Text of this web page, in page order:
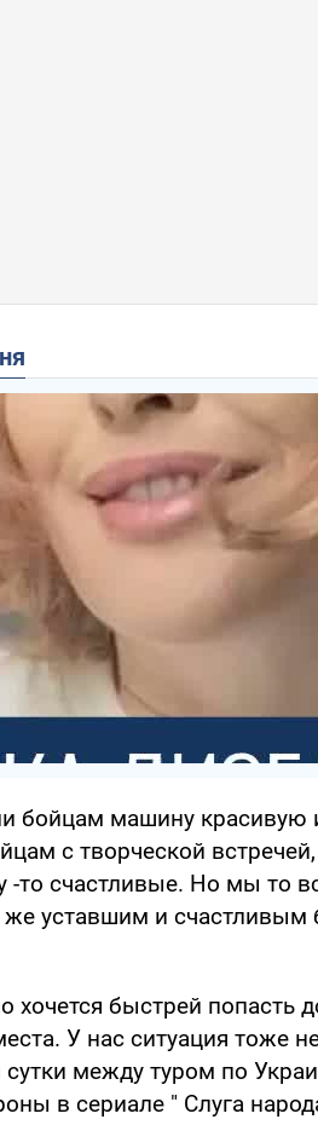
бойцам машину
с творческой
-то счастливые. Но мы то
уставшим и счастливым
хочется быстрей попасть
У нас ситуация тоже
между туром по
в сериале " Слуга